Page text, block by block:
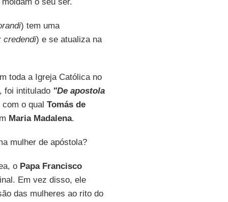
) tem uma
credendi) e se atualiza na
toda a Igreja Católica no
foi intitulado "De apostola
o qual Tomás de
Maria Madalena.
mulher de apóstola?
o Papa Francisco
Em vez disso, ele
das mulheres ao rito do